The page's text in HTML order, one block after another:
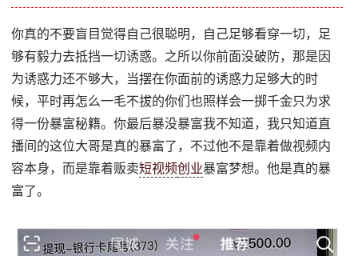
你真的不要盲目觉得自己很聪明，自己足够看穿一切，足
够有毅力去抵挡一切诱惑。之所以你前面没破防，那是因
为诱惑力还不够大，当摆在你面前的诱惑力足够大的时
候，平时再怎么一毛不拔的你们也照样会一掷千金只为求
得一份暴富秘籍。你最后暴没暴富我不知道，我只知道直
播间的这位大哥是真的暴富了，不过他不是靠着做视频内
容本身，而是靠着贩卖短视频创业暴富梦想。他是真的暴
富了。